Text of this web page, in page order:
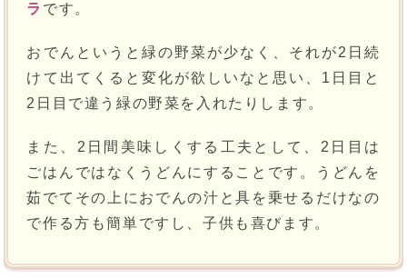
ラ です。
おでんというと緑の野菜が少なく、それが2日続
けて出てくると変化が欲しいなと思い、1日目と
2日目で違う緑の野菜を入れたりします。
また、2日間美味しくする工夫として、2日目は
ごはんではなくうどんにすることです。うどんを
茹でてその上におでんの汁と具を乗せるだけなの
で作る方も簡単ですし、子供も喜びます。